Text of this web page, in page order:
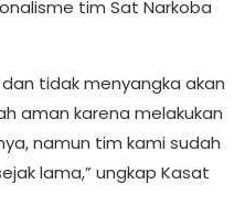
tim Sat Narkoba
tidak menyangka akan
aman karena melakukan
namun tim kami sudah
lama,” ungkap Kasat